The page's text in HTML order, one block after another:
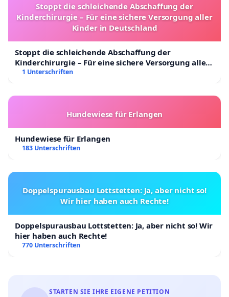
Stoppt die schleichende Abschaffung der
Kinderchirurgie – Für eine sichere Versorgung aller
Kinder in Deutschland
Stoppt die schleichende Abschaffung der
Kinderchirurgie – Für eine sichere Versorgung aller
Kinder in Deutschland
1 Unterschriften
Hundewiese für Erlangen
Hundewiese für Erlangen
183 Unterschriften
Doppelspurausbau Lottstetten: Ja, aber nicht so!
Wir hier haben auch Rechte!
Doppelspurausbau Lottstetten: Ja, aber nicht so! Wir
hier haben auch Rechte!
770 Unterschriften
STARTEN SIE IHRE EIGENE PETITION